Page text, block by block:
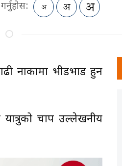
नाकामा भीडभाड हुन
चाप उल्लेखनीय